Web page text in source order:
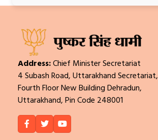
Address:Chief Minister Secretariat
4 Subash Road, Uttarakhand Secretariat,
Fourth Floor New Building Dehradun,
Uttarakhand, Pin Code 248001